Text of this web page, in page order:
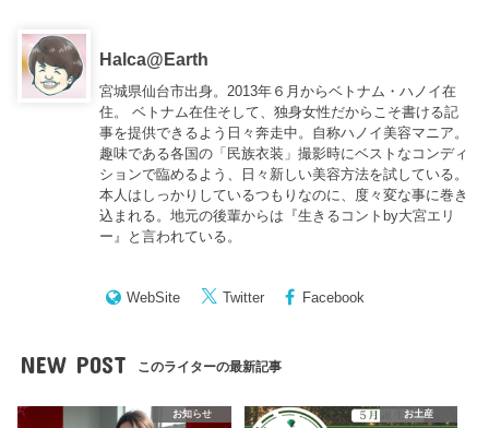
Halca@Earth
宮城県仙台市出身。2013年６月からベトナム・ハノイ在
住。 ベトナム在住そして、独身女性だからこそ書ける記
事を提供できるよう日々奔走中。自称ハノイ美容マニア。
趣味である各国の「民族衣装」撮影時にベストなコンディ
ションで臨めるよう、日々新しい美容方法を試している。
本人はしっかりしているつもりなのに、度々変な事に巻き
込まれる。地元の後輩からは『生きるコントby大宮エリ
ー』と言われている。
WebSite Twitter Facebook
NEW POST このライターの最新記事
お知らせ お土産